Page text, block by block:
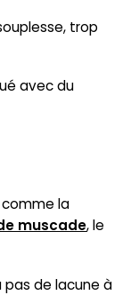
trop
avec du
comme la
muscade, le
pas de lacune à